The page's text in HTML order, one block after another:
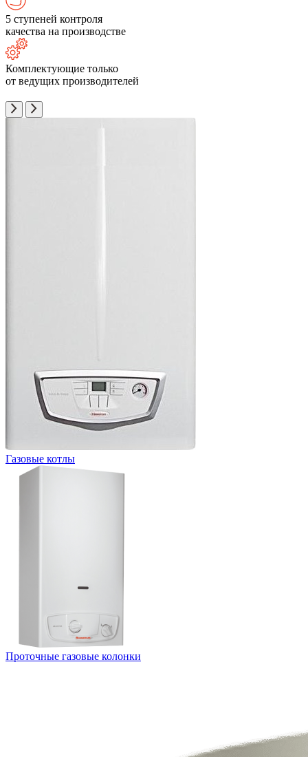
5 ступеней контроля
качества на производстве
Комплектующие только
от ведущих производителей
Газовые котлы
Проточные газовые колонки